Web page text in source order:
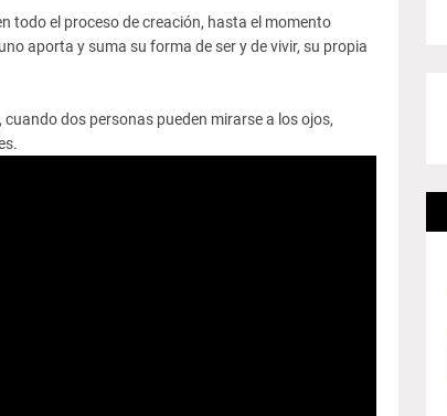
todo el proceso de creación, hasta el momento
aporta y suma su forma de ser y de vivir, su propia
dos personas pueden mirarse a los ojos,